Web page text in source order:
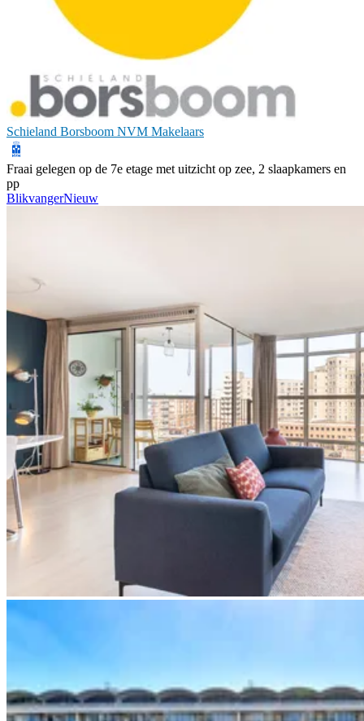
Schieland Borsboom NVM Makelaars
Fraai gelegen op de 7e etage met uitzicht op zee, 2 slaapkamers en
pp
BlikvangerNieuw